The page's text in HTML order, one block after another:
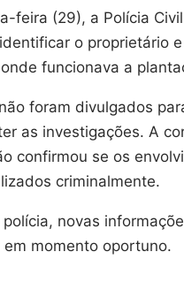
feira (29), a Polícia
o proprietário
funcionava a
foram divulgados
as investigações. A
confirmou se os
criminalmente.
novas
momento oportuno.